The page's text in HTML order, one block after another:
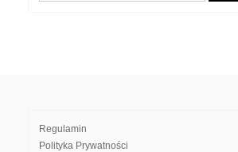
Regulamin
Polityka Prywatności